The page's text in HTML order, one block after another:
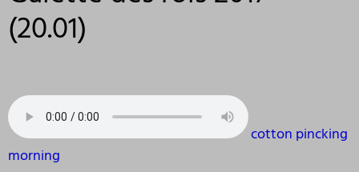
(20.01)
cotton pincking
morning